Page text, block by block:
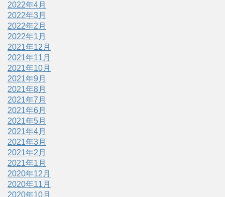
2022年4月
2022年3月
2022年2月
2022年1月
2021年12月
2021年11月
2021年10月
2021年9月
2021年8月
2021年7月
2021年6月
2021年5月
2021年4月
2021年3月
2021年2月
2021年1月
2020年12月
2020年11月
2020年10月